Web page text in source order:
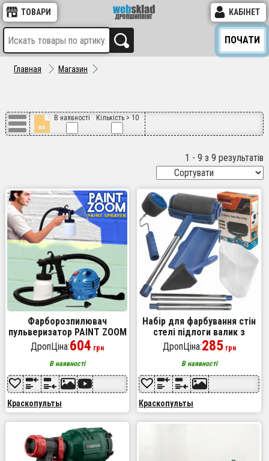
ТОВАРИ КАБІНЕТ
ПОЧАТИ
Главная Магазин
В наявності Кількість > 10
1 - 9 з 9 результатів
Фарборозпилювач
пульверизатор PAINT ZOOM
професійний розпилювач
фарби Апарат для
фарбування стін
ДропЦіна:604 грн
В наявності
Краскопульты
Набір для фарбування стін
стелі підлоги валик з
резервуаром Paint Roller 5
в 1
ДропЦіна:285грн
В наявності
Краскопульты